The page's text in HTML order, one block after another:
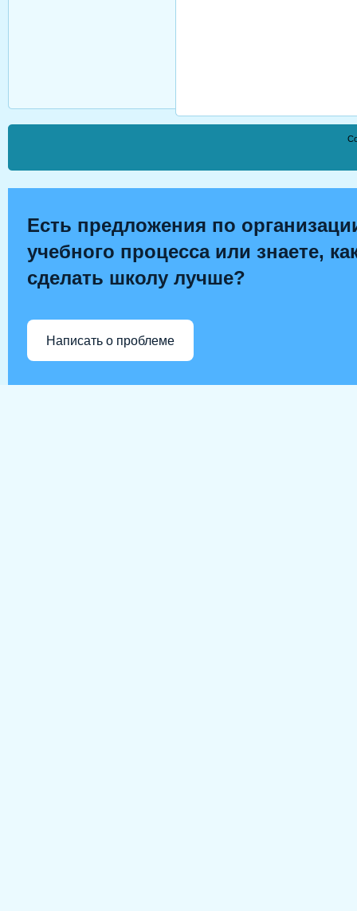
Есть предложения по
учебного процесса или знаете,
сделать школу лучше?
Написать о проблеме